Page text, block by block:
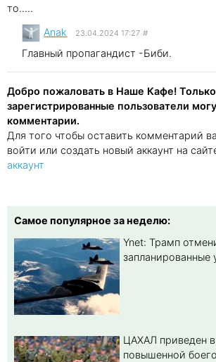
то.....
Anak 23.04.2024 17:27 #
Главный пропагандист -Биби.
Добро пожаловать в Наше Кафе! Только
зарегистрированные пользователи
комментарии.
Для того чтобы оставить комментарий
войти или создать новый аккаунт на
аккаунт
Самое популярное за неделю:
Ynet: Трамп
запланированные
ЦАХАЛ приведен
повышенной